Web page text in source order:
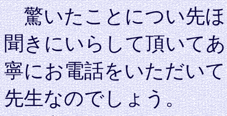
驚いたことについ先ほ
聞きにいらして頂いて
寧にお電話をいただい
先生なのでしょう。